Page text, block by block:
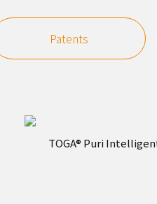
Patents
TOGA® Puri